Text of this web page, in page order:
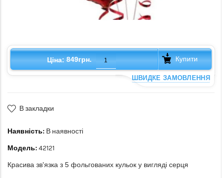
Ціна: 849грн. Купити
ШВИДКЕ ЗАМОВЛЕННЯ
В закладки
Наявність: В наявності
Модель: 42121
Красива зв'язка з 5 фольгованих кульок у вигляді серця